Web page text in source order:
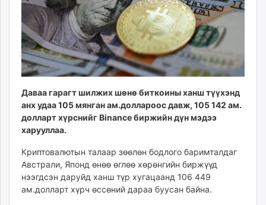
ikon.mn
mnb.mn
Livetv.mn
Eguur.mn
24tsag.mn
eagle.mn
ergelt.mn
zarig.mn
zuv.mn
mminfo.mn
ugluu.mn
Даваа гарагт шилжих шөнө биткоины ханш түүхэнд
анх удаа 105 мянган ам.доллароос давж, 105 142 ам.
долларт хүрснийг Binance биржийн дүн мэдээ
харууллаа.
Криптовалютын талаар зөөлөн бодлого баримталдаг
Австрали, Японд өнөө өглөө хөрөнгийн биржүүд
нээгдсэн даруйд ханш түр хугацаанд 106 449
ам.долларт хүрч өссөний дараа буусан байна.